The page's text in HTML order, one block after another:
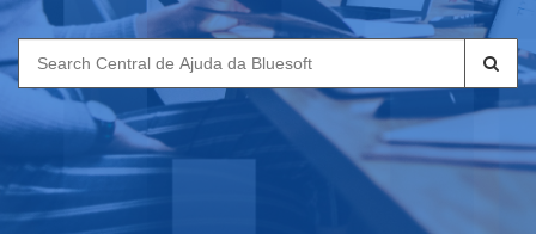
Search
for: